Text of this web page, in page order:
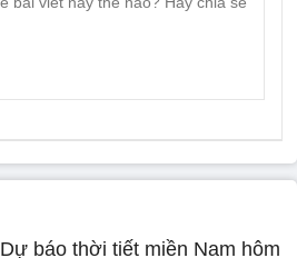
Dự báo thời tiết miền Nam hôm